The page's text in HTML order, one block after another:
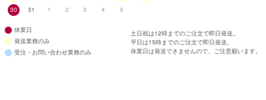
30
31 1 2 3 4 5
休業日
発送業務のみ
受注・お問い合わせ業務のみ
土日祝は12時までのご注文で即日発送。
平日は15時までのご注文で即日発送。
休業日は発送できませんので、ご注意願います。